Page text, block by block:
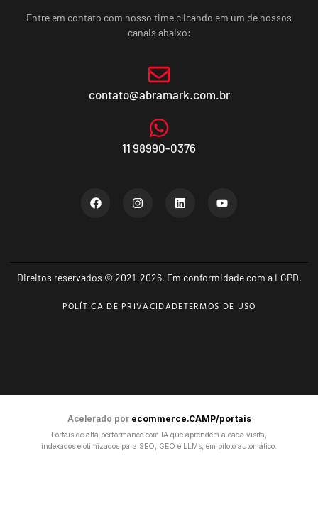
Entre em contato com nosso time clicando em um de nossos
canais abaixo:
contato@abramark.com.br
11 98990-0376
Direitos reservados © 2021-2026. Em conformidade com a LGPD.
POLÍTICA DE PRIVACIDADETERMOS DE USO
Acelerado por ecommerce.CAMP/portais
Portais de alta performance com IA que aprendem a cada visita,
indexados e otimizados para SEO, GEO e LLMs, em piloto automático.